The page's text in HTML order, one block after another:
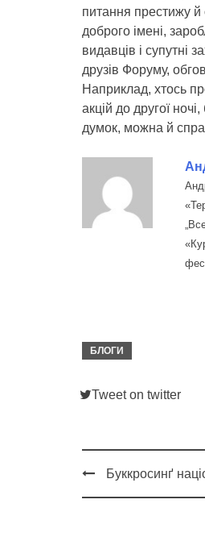
питання престижу й
доброго імені,
видавців і супутні
друзів Форуму,
Наприклад, хтось
акцій до другої
думок, можна й
БЛОГИ
Tweet on twitter
Post
Буккросинґ